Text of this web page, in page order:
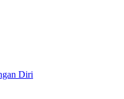
Diri